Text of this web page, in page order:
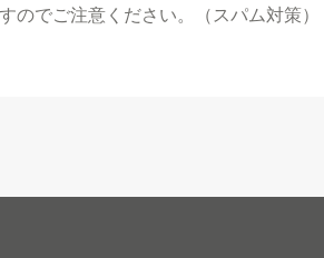
のでご注意ください。（スパム対策）